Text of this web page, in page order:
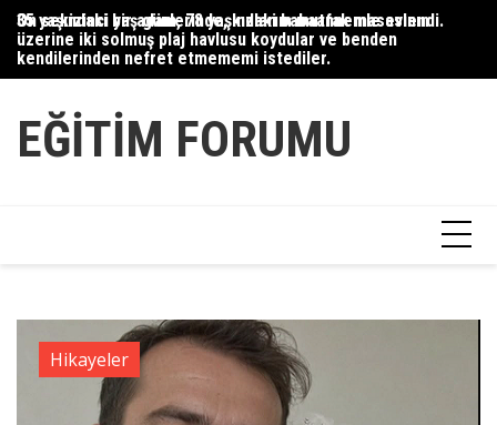
Skip
content
35 yaşındaki bir adam, 78 yaşındaki babaannemle evlendi.
On sekizinci yaş günlerinde, kızlarım mutfak masasının
üzerine iki solmuş plaj havlusu koydular ve benden
kendilerinden nefret etmememi istediler.
EĞITIM FORUMU
Hikayeler